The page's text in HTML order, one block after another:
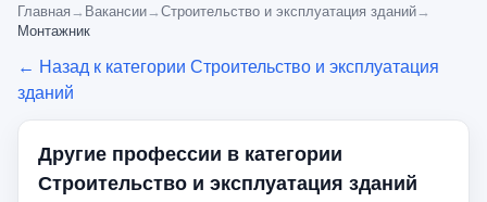
Главная → Вакансии→ Строительство и эксплуатация зданий→
Монтажник
← Назад к категории Строительство и эксплуатация
зданий
Другие профессии в категории
Строительство и эксплуатация зданий